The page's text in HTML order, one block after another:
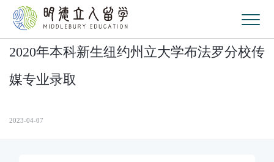
2020年本科新生纽约州立大学布法罗分校传
媒专业录取
2023-04-07